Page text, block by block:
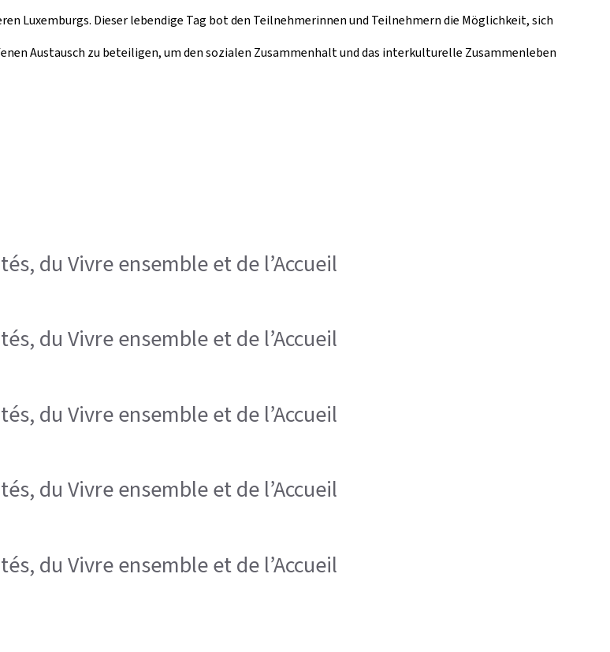
Luxemburgs. Dieser lebendige Tag bot den Teilnehmerinnen und Teilnehmern die Möglichkeit, sich
Austausch zu beteiligen, um den sozialen Zusammenhalt und das interkulturelle Zusammenleben
du Vivre ensemble et de l’Accueil
du Vivre ensemble et de l’Accueil
du Vivre ensemble et de l’Accueil
du Vivre ensemble et de l’Accueil
du Vivre ensemble et de l’Accueil